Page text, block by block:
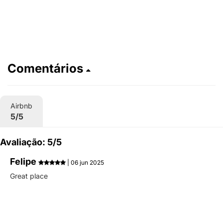
Comentários
Airbnb
5/5
Avaliação: 5/5
Felipe
| 06 jun 2025
Great place